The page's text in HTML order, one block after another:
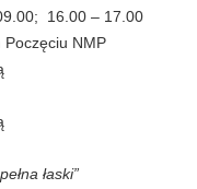
16.00 – 17.00
NMP
łaski”